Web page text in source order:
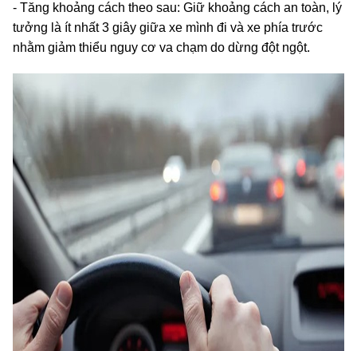
- Tăng khoảng cách theo sau: Giữ khoảng cách an toàn, lý
tưởng là ít nhất 3 giây giữa xe mình đi và xe phía trước
nhằm giảm thiểu nguy cơ va chạm do dừng đột ngột.